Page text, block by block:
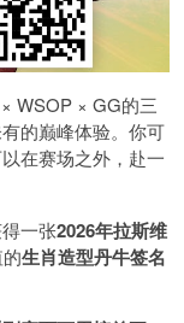
WSOP × GG的三
的巅峰体验。 你可
在赛场之外，赴一
一张2026年拉斯维
生肖造型丹牛签名